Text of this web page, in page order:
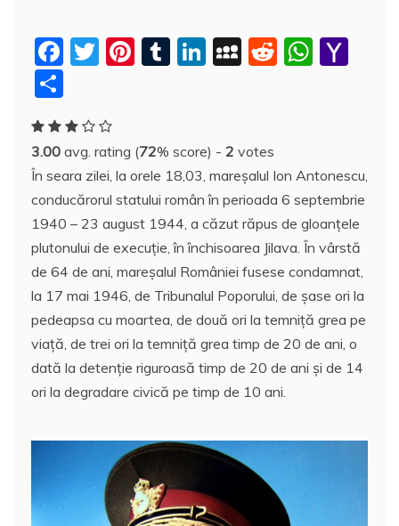
F
e
b
o
o
k
T
er
Pi
e
st
T
r
Li
dI
n
M
a
c
e
R
t
W
A
p
p
o
M
ai
l
a
rt
aj
e
a
z
ă
3.00 avg. rating (72% score) - 2 votes
În seara zilei, la orele 18,03, mareşalul Ion Antonescu,
conducărorul statului român în perioada 6 septembrie
1940 – 23 august 1944, a căzut răpus de gloanţele
plutonului de execuţie, în închisoarea Jilava. În vârstă
de 64 de ani, mareşalul României fusese condamnat,
la 17 mai 1946, de Tribunalul Poporului, de şase ori la
pedeapsa cu moartea, de două ori la temniţă grea pe
viaţă, de trei ori la temniţă grea timp de 20 de ani, o
dată la detenţie riguroasă timp de 20 de ani şi de 14
ori la degradare civică pe timp de 10 ani.